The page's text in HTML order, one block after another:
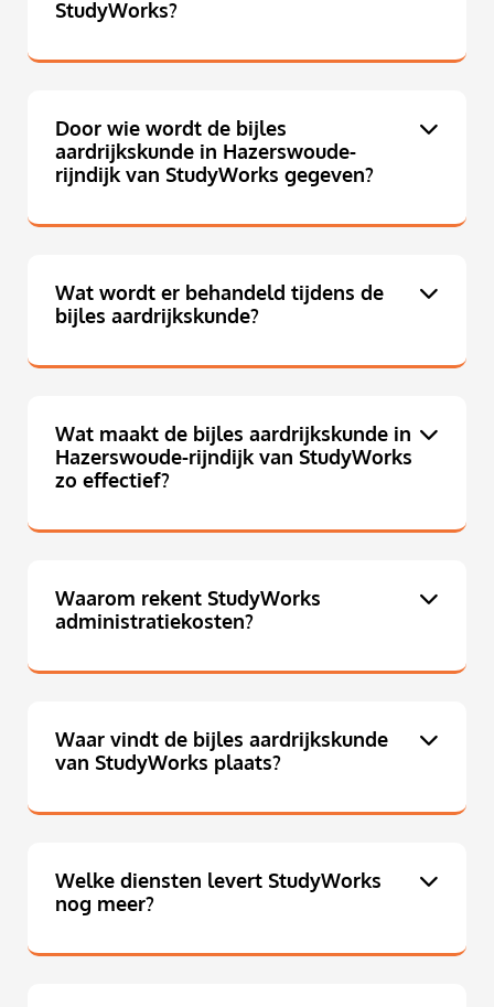
StudyWorks?
Door wie wordt de bijles
aardrijkskunde in Hazerswoude-
rijndijk van StudyWorks gegeven?
Wat wordt er behandeld tijdens de
bijles aardrijkskunde?
Wat maakt de bijles aardrijkskunde in
Hazerswoude-rijndijk van StudyWorks
zo effectief?
Waarom rekent StudyWorks
administratiekosten?
Waar vindt de bijles aardrijkskunde
van StudyWorks plaats?
Welke diensten levert StudyWorks
nog meer?